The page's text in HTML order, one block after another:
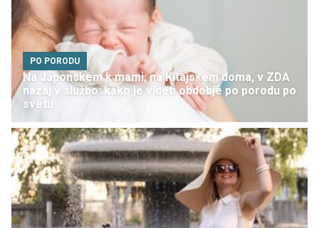
PO PORODU
Na Japonskem k mami, na Kitajskem doma, v ZDA
nazaj v službo: kako je videti obdobje po porodu po
svetu